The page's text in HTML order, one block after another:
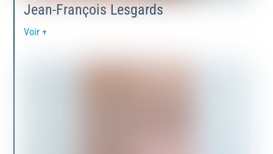
Jean-François Lesgards
Voir +